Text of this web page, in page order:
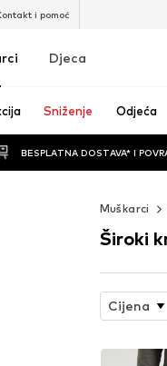
i pomoć
Djeca
Sniženje Odjeća
BESPLATNA DOSTAVA* I
Muškarci
Široki
Cijena